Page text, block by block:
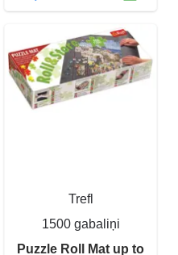
Trefl
1500 gabaliņi
Puzzle Roll Mat up to